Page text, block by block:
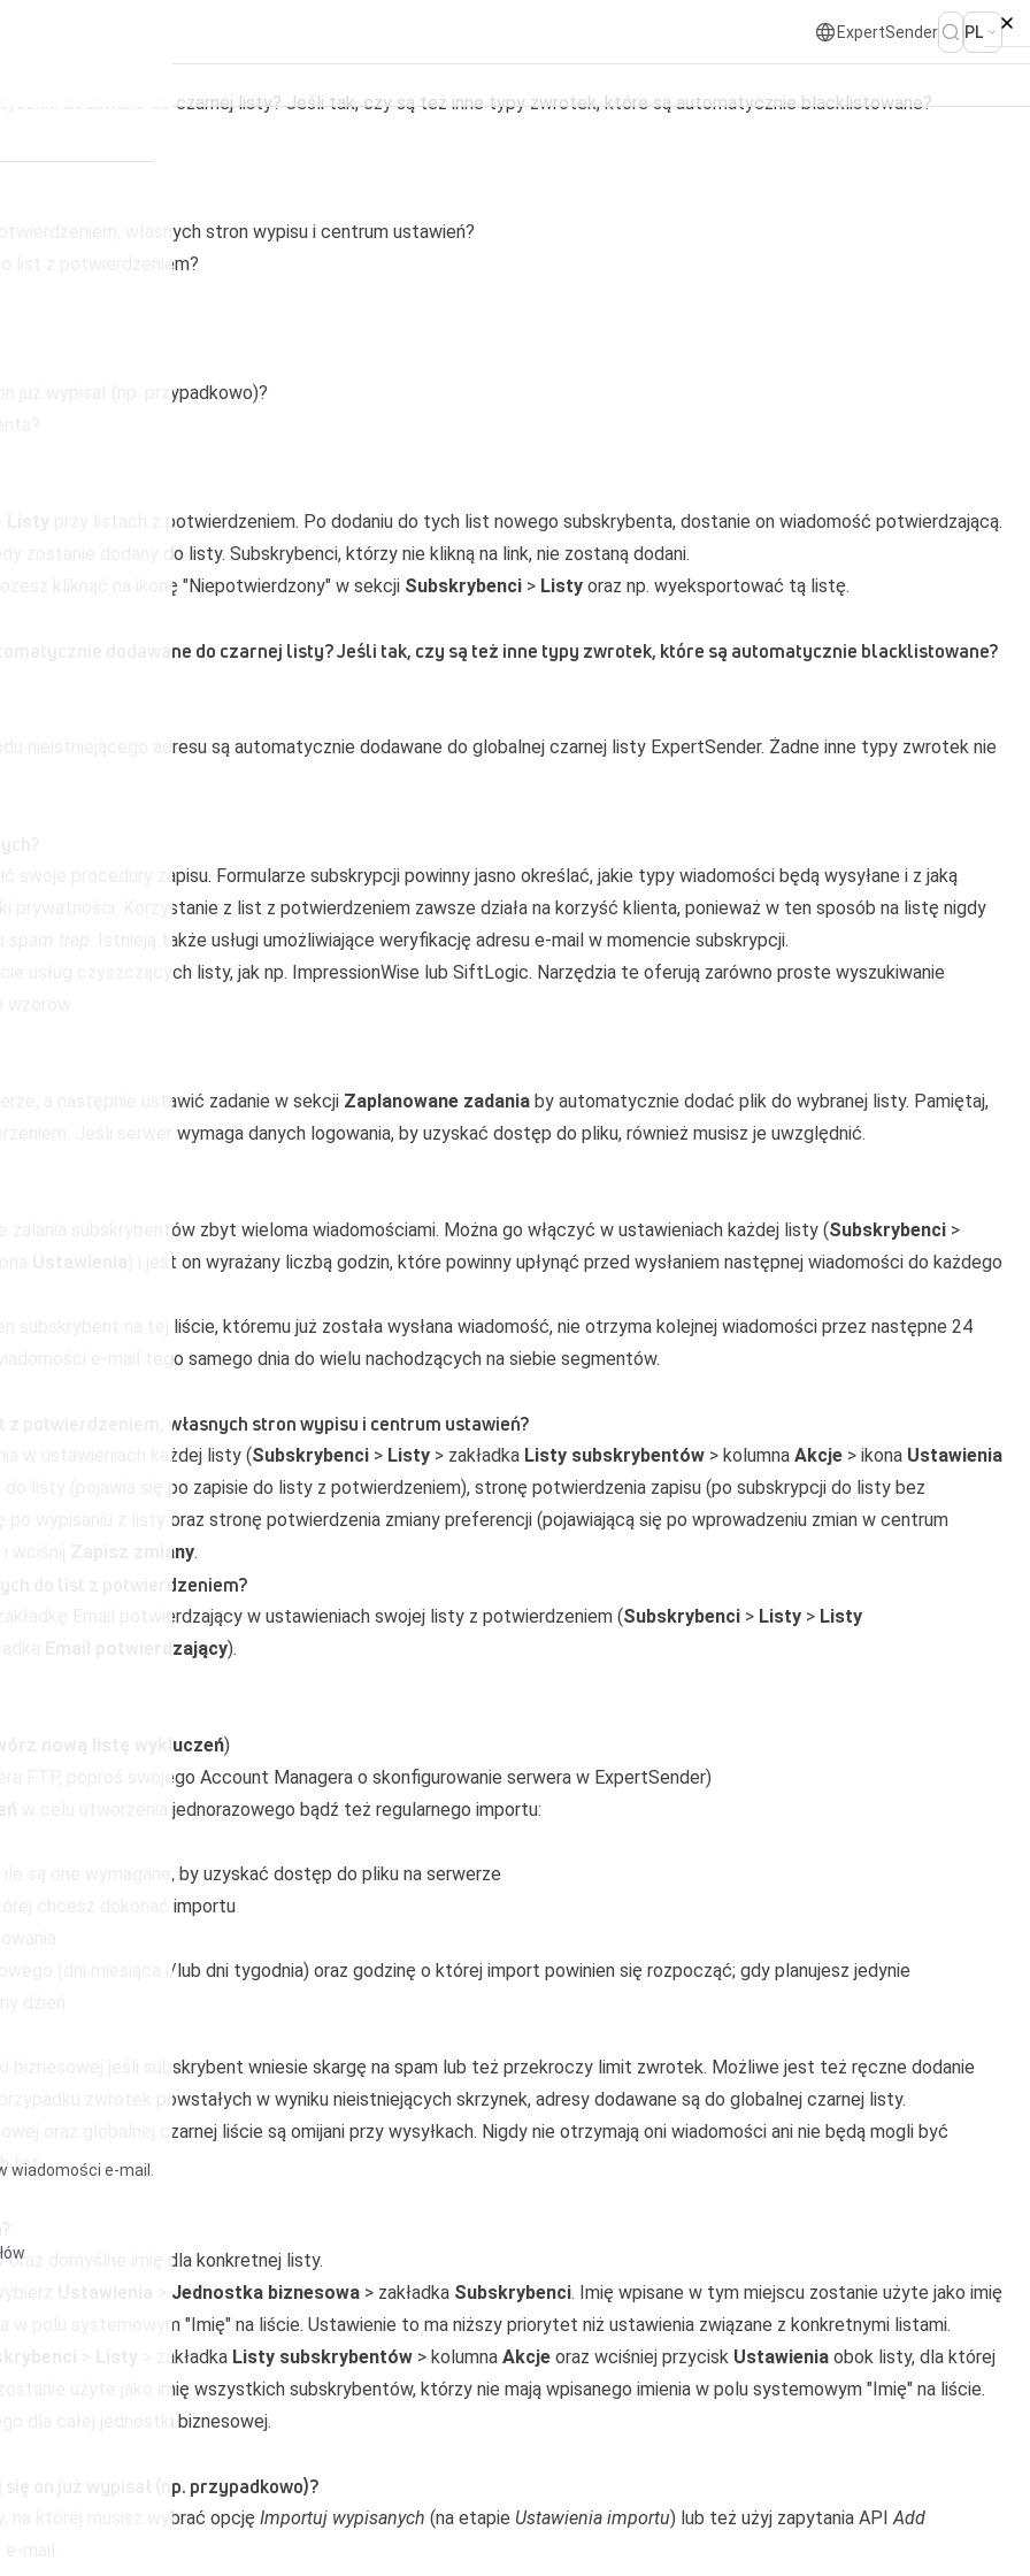
ExpertSender PL
wiadomości e-mail.
dodawane do czarnej listy? Jeśli tak, czy są też inne typy zwrotek, które są automatycznie blacklistowane?
własnych stron wypisu i centrum ustawień?
list z potwierdzeniem?
już wypisał (np. przypadkowo)?
przy listach z potwierdzeniem. Po dodaniu do tych list nowego subskrybenta, dostanie on wiadomość potwierdzającą.
zostanie dodany do listy. Subskrybenci, którzy nie klikną na link, nie zostaną dodani.
kliknąć na ikonę "Niepotwierdzony" w sekcji Subskrybenci > Listy oraz np. wyeksportować tą listę.
dodawane do czarnej listy? Jeśli tak, czy są też inne typy zwrotek, które są automatycznie blacklistowane?
nieistniejącego adresu są automatycznie dodawane do globalnej czarnej listy ExpertSender. Żadne inne typy zwrotek nie
swoje procedury zapisu. Formularze subskrypcji powinny jasno określać, jakie typy wiadomości będą wysyłane i z jaką
prywatności. Korzystanie z list z potwierdzeniem zawsze działa na korzyść klienta, ponieważ w ten sposób na listę nigdy
. Istnieją także usługi umożliwiające weryfikację adresu e-mail w momencie subskrypcji.
usług czyszczących listy, jak np. ImpressionWise lub SiftLogic. Narzędzia te oferują zarówno proste wyszukiwanie
a następnie ustawić zadanie w sekcji Zaplanowane zadania by automatycznie dodać plik do wybranej listy. Pamiętaj,
Jeśli serwer wymaga danych logowania, by uzyskać dostęp do pliku, również musisz je uwzględnić.
zalania subskrybentów zbyt wieloma wiadomościami. Można go włączyć w ustawieniach każdej listy (Subskrybenci >
) i jest on wyrażany liczbą godzin, które powinny upłynąć przed wysłaniem następnej wiadomości do każdego
subskrybent na tej liście, któremu już została wysłana wiadomość, nie otrzyma kolejnej wiadomości przez następne 24
e-mail tego samego dnia do wielu nachodzących na siebie segmentów.
potwierdzeniem, własnych stron wypisu i centrum ustawień?
w ustawieniach każdej listy (Subskrybenci > Listy > zakładka Listy subskrybentów > kolumna Akcje > ikona Ustawienia
do listy (pojawia się po zapisie do listy z potwierdzeniem), stronę potwierdzenia zapisu (po subskrypcji do listy bez
po wypisaniu z listy oraz stronę potwierdzenia zmiany preferencji (pojawiającą się po wprowadzeniu zmian w centrum
wciśnij
Zapisz zmiany.
do list z potwierdzeniem?
Email potwierdzający w ustawieniach swojej listy z potwierdzeniem (Subskrybenci > Listy > Listy
Email potwierdzający).
nową listę wykluczeń)
FTP, poproś swojego Account Managera o skonfigurowanie serwera w ExpertSender)
w celu utworzenia jednorazowego bądź też regularnego importu:
ile są one wymagane, by uzyskać dostęp do pliku na serwerze
chcesz dokonać importu
(dni miesiąca i/lub dni tygodnia) oraz godzinę o której import powinien się rozpocząć; gdy planujesz jedynie
dzień
biznesowej jeśli subskrybent wniesie skargę na spam lub też przekroczy limit zwrotek. Możliwe jest też ręczne dodanie
zwrotek powstałych w wyniku nieistniejących skrzynek, adresy dodawane są do globalnej czarnej listy.
oraz globalnej czarnej liście są omijani przy wysyłkach. Nigdy nie otrzymają oni wiadomości ani nie będą mogli być
list.
domyślne imię dla konkretnej listy.
Jednostka biznesowa > zakładka Subskrybenci. Imię wpisane w tym miejscu zostanie użyte jako imię
w polu systemowym "Imię" na liście. Ustawienie to ma niższy priorytet niż ustawienia związane z konkretnymi listami.
> zakładka Listy subskrybentów > kolumna Akcje oraz wciśniej przycisk Ustawienia obok listy, dla której
użyte jako imię wszystkich subskrybentów, którzy nie mają wpisanego imienia w polu systemowym "Imię" na liście.
dla całej jednostki biznesowej.
on już wypisał (np. przypadkowo)?
na której musisz wybrać opcję Importuj wypisanych (na etapie Ustawienia importu) lub też użyj zapytania APIAdd
mail.